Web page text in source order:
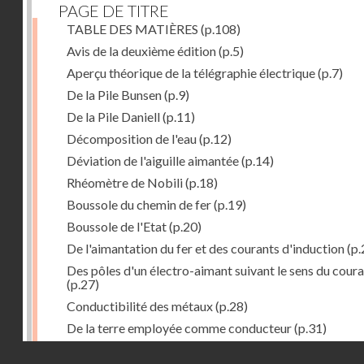
PAGE DE TITRE
TABLE DES MATIÈRES (p.108)
Avis de la deuxième édition(p.5)
Aperçu théorique de la télégraphie électrique(p.7)
De la Pile Bunsen(p.9)
De la Pile Daniell(p.11)
Décomposition de l'eau(p.12)
Déviation de l'aiguille aimantée(p.14)
Rhéomètre de Nobili(p.18)
Boussole du chemin de fer(p.19)
Boussole de l'Etat(p.20)
De l'aimantation du fer et des courants d'induction
Des pôles d'un électro-aimant suivant le sens du
(p.27)
Conductibilité des métaux(p.28)
De la terre employée comme conducteur(p.31)